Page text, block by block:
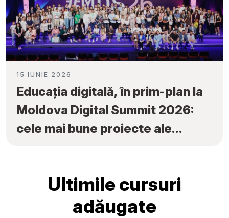
15 IUNIE 2026
Educația digitală, în prim-plan la
Moldova Digital Summit 2026:
cele mai bune proiecte ale
Ultimile cursuri
adăugate